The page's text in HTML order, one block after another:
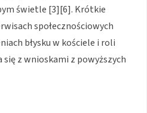
świetle [3][6]. Krótkie
społecznościowych
błysku w kościele i roli
się z wnioskami z powyższych